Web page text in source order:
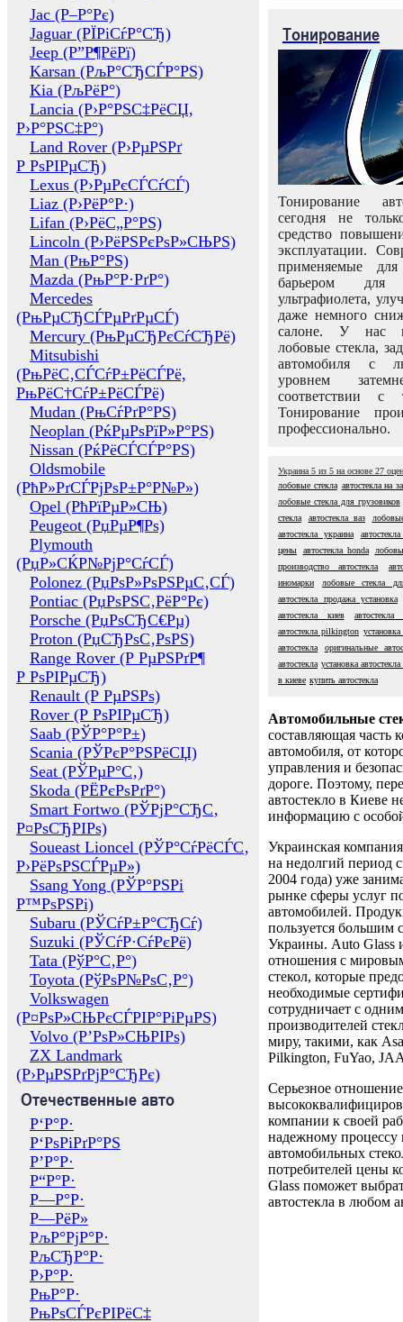
Jac (Р–Р°Рє)
Jaguar (РЇРіСѓР°СЂ)
Jeep (Р”Р¶РёРї)
Karsan (РљР°СЂСЃР°РЅ)
Kia (РљРёР°)
Lancia (Р›Р°РЅС‡РёСЏ,
Р›Р°РЅС‡Р°)
Land Rover (Р›РµРЅРґ
Р РѕРІРµСЂ)
Lexus (Р›РµРєСЃСѓСЃ)
Liaz (Р›РёР°Р·)
Lifan (Р›РёС„Р°РЅ)
Lincoln (Р›РёРЅРєРѕР»СЊРЅ)
Man (РњР°РЅ)
Mazda (РњР°Р·РґР°)
Mercedes
(РњРµСЂСЃРµРґРµСЃ)
Mercury (РњРµСЂРєСѓСЂРё)
Mitsubishi
(РњРёС‚СЃСѓР±РёСЃРё,
РњРёС†СѓР±РёСЃРё)
Mudan (РњСѓРґР°РЅ)
Neoplan (РќРµРѕРїР»Р°РЅ)
Nissan (РќРёСЃСЃР°РЅ)
Oldsmobile
(РћР»РґСЃРјРѕР±Р°Р№Р»)
Opel (РћРїРµР»СЊ)
Peugeot (РџРµР¶Рѕ)
Plymouth
(РџР»СЌР№РјР°СѓСЃ)
Polonez (РџРѕР»РѕРЅРµС‚СЃ)
Pontiac (РџРѕРЅС‚РёР°Рє)
Porsche (РџРѕСЂС€Рµ)
Proton (РџСЂРѕС‚РѕРЅ)
Range Rover (Р РµРЅРґР¶
Р РѕРІРµСЂ)
Renault (Р РµРЅРѕ)
Rover (Р РѕРІРµСЂ)
Saab (РЎР°Р°Р±)
Scania (РЎРєР°РЅРёСЏ)
Seat (РЎРµР°С‚)
Skoda (РЁРєРѕРґР°)
Smart Fortwo (РЎРјР°СЂС‚
Р¤РѕСЂРІРѕ)
Soueast Lioncel (РЎР°СѓРёСЃС‚
Р›РёРѕРЅСЃРµР»)
Ssang Yong (РЎР°РЅРі
Р™РѕРЅРі)
Subaru (РЎСѓР±Р°СЂСѓ)
Suzuki (РЎСѓР·СѓРєРё)
Tata (РўР°С‚Р°)
Toyota (РўРѕР№РѕС‚Р°)
Volkswagen
(Р¤РѕР»СЊРєСЃРІР°РіРµРЅ)
Volvo (Р’РѕР»СЊРІРѕ)
ZX Landmark
(Р›РµРЅРґРјР°СЂРє)
Отечественные авто
Р‘Р°Р·
Р‘РѕРіРґР°РЅ
Р’Р°Р·
Р“Р°Р·
Р—Р°Р·
Р—РёР»
РљР°РјР°Р·
РљСЂР°Р·
Р›Р°Р·
РњР°Р·
РњРѕСЃРєРІРёС‡
Тонирование
Тонирование
сегодня не
средство
эксплуатации.
применяемые
барьером для
ультрафиолета,
даже немного
салоне. У нас
лобовые стекла,
автомобиля с
уровнем
соответствии с
Тонирование
профессионально.
Украина 5 из 5 на основе 27
лобовые стекла автостекла на
лобовые стекла для грузовиков
стекла
автостекла ваз
автостекла украина
цены
автостекла honda
производство автостекла
иномарки
лобовые стекла
автостекла продажа установка
автостекла киев
автостекла pilkington установка
автостекла
оригинальные
автостекла установка
в киеве купить автостекла
Автомобильные
составляющая часть
автомобиля, от
управления и
дороге. Поэтому,
автостекло в Киеве
информацию с
Украинская
на недолгий период
2004 года) уже
рынке сферы услуг
автомобилей.
пользуется большим
Украины. Auto Glass
отношения с
стекол, которые
необходимые
сотрудничает с
производителей
миру, такими, как
Pilkington, FuYao,
Серьезное отношение
компании к своей
надежному процессу
автомобильных
потребителей цены
Glass поможет
автостекла в любом